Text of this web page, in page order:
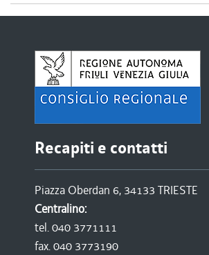
Recapiti e contatti
Piazza Oberdan 6, 34133 TRIESTE
Centralino:
tel. 040 3771111
fax. 040 3773190